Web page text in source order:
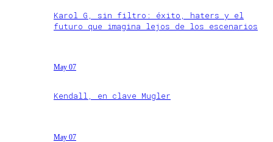
Karol G, sin filtro: éxito, haters y el
futuro que imagina lejos de los escenarios
May 07
Kendall, en clave Mugler
May 07